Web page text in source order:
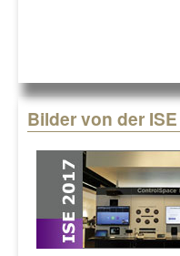
Bilder von der